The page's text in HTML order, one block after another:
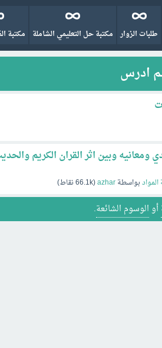
طلبات الزوار مكتبة حل التعليمي الشاملة مكتبة
ادرس
ومعانيه وبين اثر القران الكريم
الموادبواسطةazhar
(
66.1kنقاط)
أوالوسوم الشائعة.